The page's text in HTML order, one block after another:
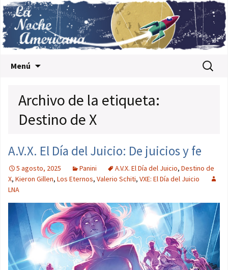
Menú Buscar:
Archivo de la etiqueta:
Destino de X
A.V.X. El Día del Juicio: De juicios y fe
5 agosto, 2025 Panini A.V.X. El Día del Juicio, Destino de
X, Kieron Gillen, Los Eternos, Valerio Schiti, VXE: El Día del Juicio
LNA